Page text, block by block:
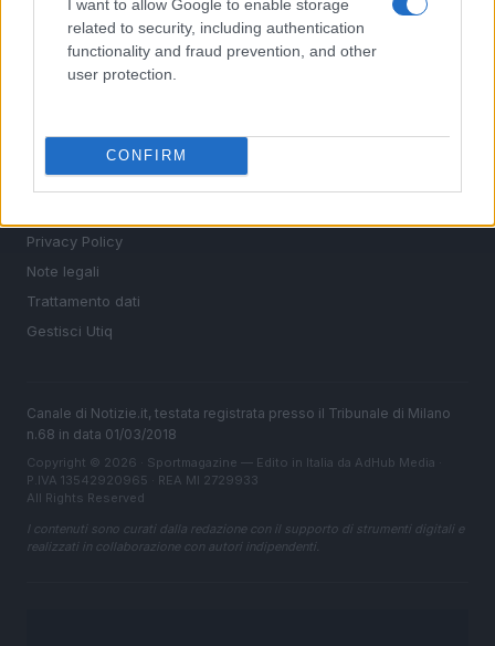
I want to allow Google to enable storage
related to security, including authentication
functionality and fraud prevention, and other
user protection.
CONFIRM
MAGAZINE
Chi siamo
Contattaci
Privacy Policy
Note legali
Trattamento dati
Gestisci Utiq
Canale di Notizie.it, testata registrata presso il Tribunale di Milano
n.68 in data 01/03/2018
Copyright © 2026 · Sportmagazine — Edito in Italia da AdHub Media
P.IVA 13542920965 · REA MI 2729933
All Rights Reserved
I contenuti sono curati dalla redazione con il supporto di strumenti digitali e
realizzati in collaborazione con autori indipendenti.